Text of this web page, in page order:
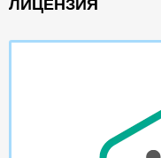
ЛИЦЕНЗИЯ